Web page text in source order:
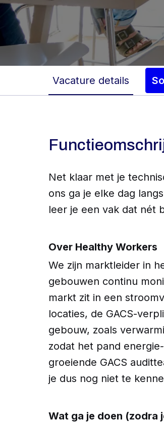
Vacature details
Net klaar met je
ons ga je elke dag
leer je een vak dat nét
Over Healthy Workers
We zijn marktleider in
gebouwen continu
markt zit in een
locaties, de GACS-
gebouw, zoals
zodat het pand
groeiende GACS
je dus nog niet te
Wat ga je doen (zodra